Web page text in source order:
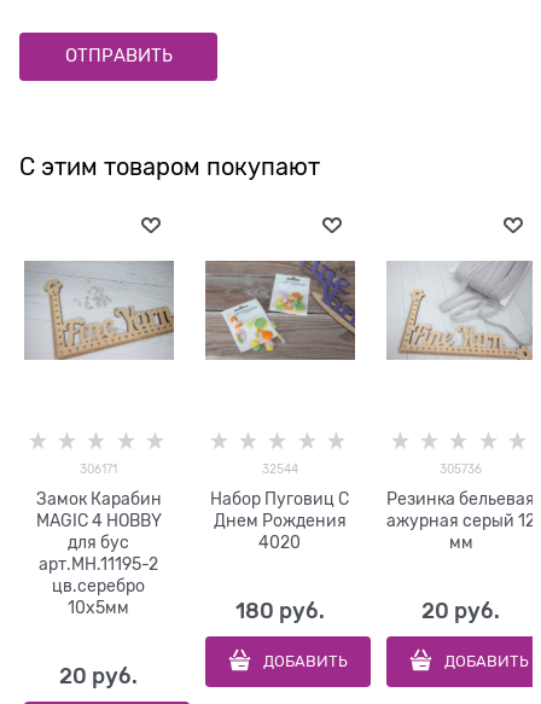
С этим товаром покупают
306171
Замок Карабин
MAGIC 4 HOBBY
для бус
арт.MH.11195-2
цв.серебро
10х5мм
20 руб.
32544
Набор Пуговиц С
Днем Рождения
4020
180 руб.
ДОБАВИТЬ
305736
Резинка бельевая
ажурная серый 12
мм
20 руб.
ДОБАВИТЬ